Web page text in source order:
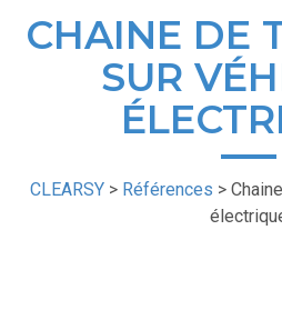
CHAINE DE
SUR
CLEARSY > Références >